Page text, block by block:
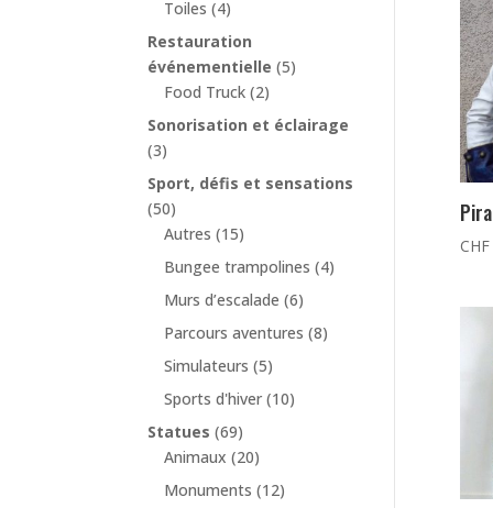
Toiles (4)
Restauration
événementielle (5)
Food Truck (2)
Sonorisation et éclairage
(3)
Sport, défis et sensations
(50)
Autres (15)
Bungee trampolines (4)
Murs d’escalade (6)
Parcours aventures (8)
Simulateurs (5)
Sports d'hiver (10)
Statues (69)
Animaux (20)
Monuments (12)
CHF